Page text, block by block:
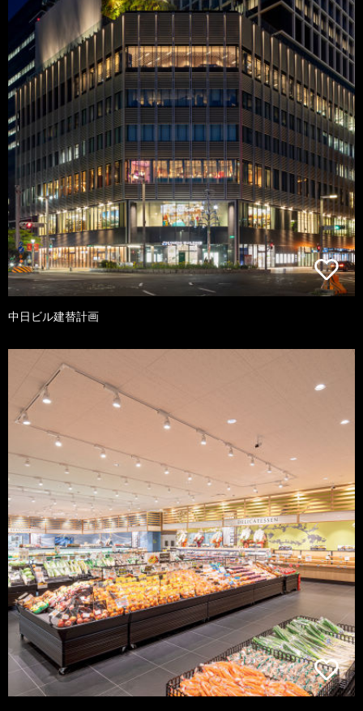
中日ビル建替計画